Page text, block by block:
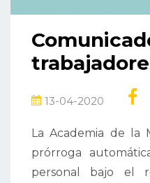
13-04-2020
La Academia de la
prórroga
personal bajo el